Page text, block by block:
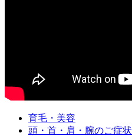
育毛・美容
頭・首・肩・腕のご症状